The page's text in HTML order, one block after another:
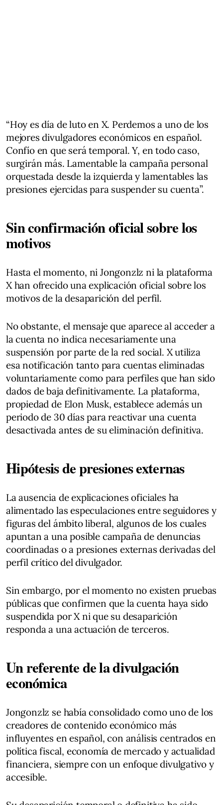
“Hoy es día de luto en X. Perdemos a uno de los
mejores divulgadores económicos en español.
Confío en que será temporal. Y, en todo caso,
surgirán más. Lamentable la campaña personal
orquestada desde la izquierda y lamentables las
presiones ejercidas para suspender su cuenta”.
Sin confirmación oficial sobre los
motivos
Hasta el momento, ni Jongonzlz ni la plataforma
X han ofrecido una explicación oficial sobre los
motivos de la desaparición del perfil.
No obstante, el mensaje que aparece al acceder a
la cuenta no indica necesariamente una
suspensión por parte de la red social. X utiliza
esa notificación tanto para cuentas eliminadas
voluntariamente como para perfiles que han sido
dados de baja definitivamente. La plataforma,
propiedad de Elon Musk, establece además un
periodo de 30 días para reactivar una cuenta
desactivada antes de su eliminación definitiva.
Hipótesis de presiones externas
La ausencia de explicaciones oficiales ha
alimentado las especulaciones entre seguidores y
figuras del ámbito liberal, algunos de los cuales
apuntan a una posible campaña de denuncias
coordinadas o a presiones externas derivadas del
perfil crítico del divulgador.
Sin embargo, por el momento no existen pruebas
públicas que confirmen que la cuenta haya sido
suspendida por X ni que su desaparición
responda a una actuación de terceros.
Un referente de la divulgación
económica
Jongonzlz se había consolidado como uno de los
creadores de contenido económico más
influyentes en español, con análisis centrados en
política fiscal, economía de mercado y actualidad
financiera, siempre con un enfoque divulgativo y
accesible.